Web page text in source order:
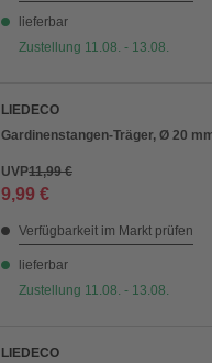
lieferbar
Zustellung 11.08. - 13.08.
LIEDECO
Gardinenstangen-Träger, Ø 20
UVP11,99 €
9,99 €
Verfügbarkeit im Markt prüfen
lieferbar
Zustellung 11.08. - 13.08.
LIEDECO